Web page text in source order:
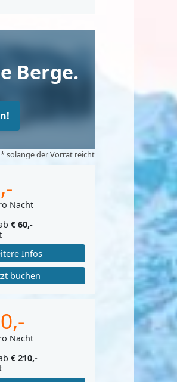
Berge.
* solange der Vorrat reicht
Nacht
€ 60,-
Infos
buchen
Nacht
€ 210,-